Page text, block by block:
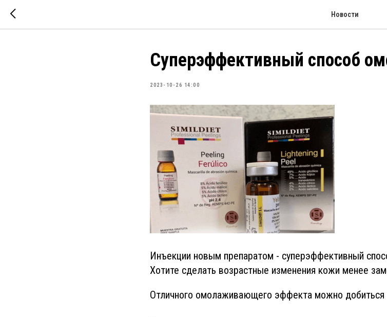
Новости
Суперэффективный способ
2023-10-26 14:00
Инъекции новым препаратом - суперэффективный
Хотите сделать возрастные изменения кожи менее
Отличного омолаживающего эффекта можно добиться